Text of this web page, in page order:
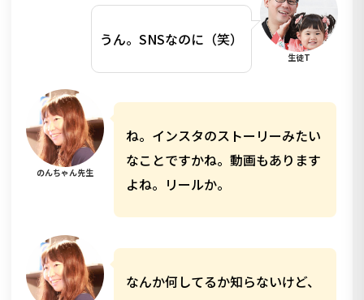
うん。SNSなのに（笑）
生徒T
のんちゃん先生
ね。インスタのストーリーみたい
なことですかね。動画もあります
よね。リールか。
なんか何してるか知らないけど、